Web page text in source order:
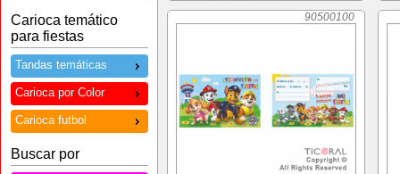
Carioca temático
para fiestas
Tandas temáticas
Carioca por Color
Carioca futbol
Buscar por
90500100